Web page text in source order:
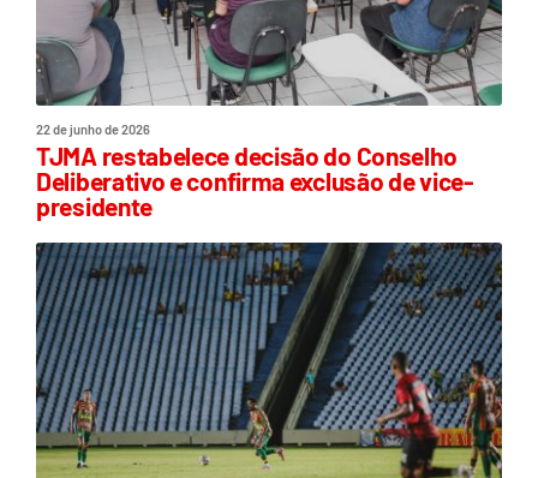
22 de junho de 2026
TJMA restabelece decisão do Conselho
Deliberativo e confirma exclusão de vice-
presidente